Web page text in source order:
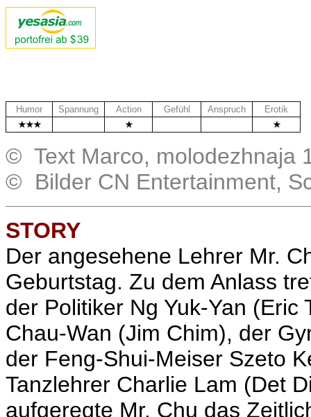
Humor Spannung Action Gefühl Anspruch
Erotik
© Text Marco, molodezhnaja
© Bilder CN Entertainment,
STORY
Der angesehene Lehrer Mr.
Geburtstag. Zu dem Anlass
der Politiker Ng Yuk-Yan
Chau-Wan (Jim Chim), der
der Feng-Shui-Meiser Szeto
Tanzlehrer Charlie Lam (Det
aufgeregte Mr. Chu das